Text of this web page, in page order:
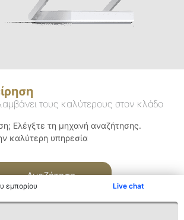
εμπορίου Live chat
τους καλύτερους στον κλάδο
Ελέγξτε τη μηχανή αναζήτησης.
καλύτερη υπηρεσία
Αναζήτηση